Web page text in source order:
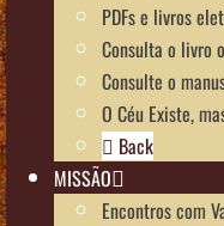
PDFs e livros
Consulta o livro
Consulte o
O Céu Existe,
Back
MISSÃO
Encontros com